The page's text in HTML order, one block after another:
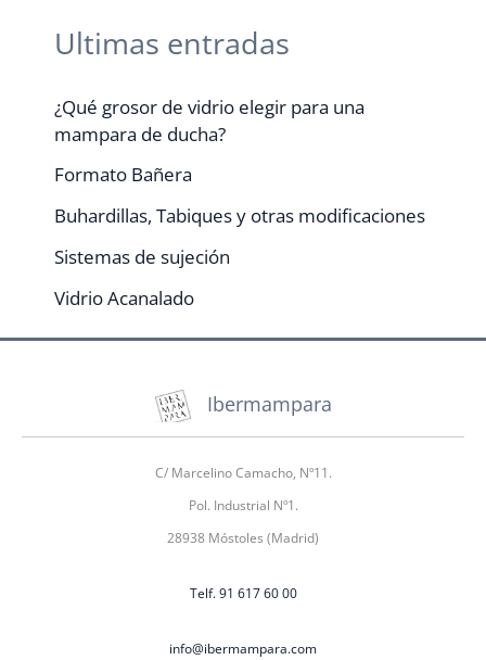
Ultimas entradas
¿Qué grosor de vidrio elegir para una
mampara de ducha?
Formato Bañera
Buhardillas, Tabiques y otras modificaciones
Sistemas de sujeción
Vidrio Acanalado
Ibermampara
C/ Marcelino Camacho, Nº11.
Pol. Industrial Nº1.
28938 Móstoles (Madrid)
Telf. 91 617 60 00
info@ibermampara.com